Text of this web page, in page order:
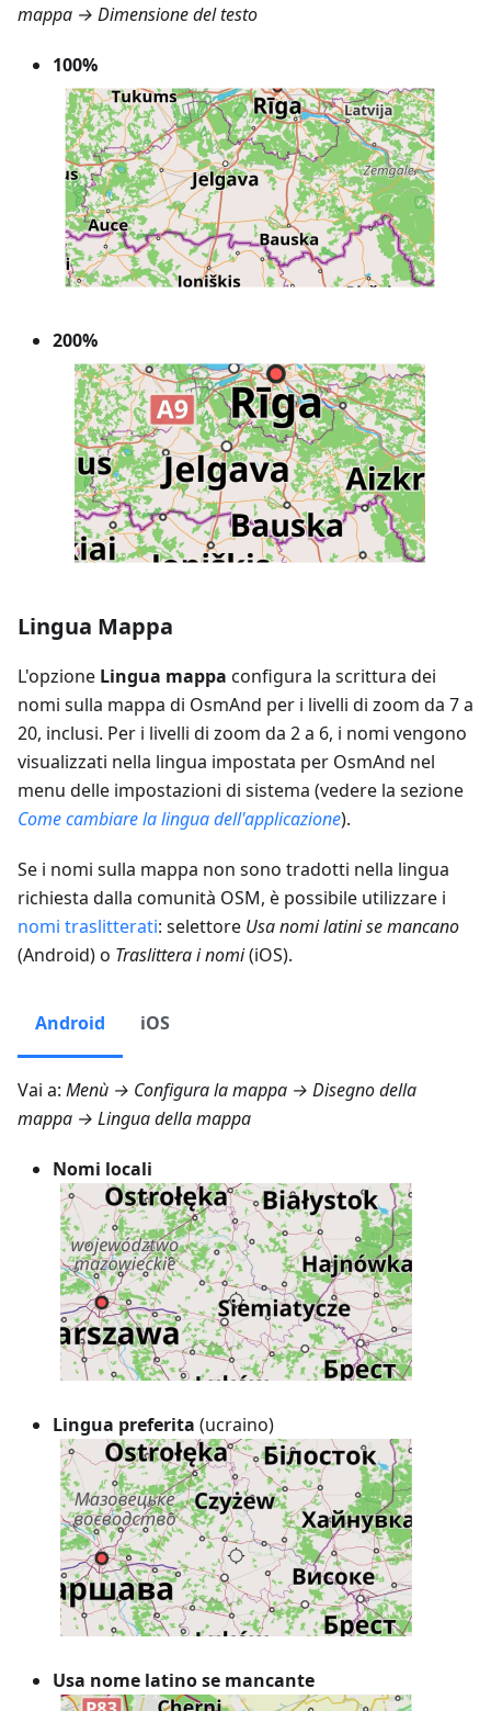
mappa → Dimensione del testo
100%
200%
Lingua Mappa
L'opzione Lingua mappa configura la scrittura dei
nomi sulla mappa di OsmAnd per i livelli di zoom da 7 a
20, inclusi. Per i livelli di zoom da 2 a 6, i nomi vengono
visualizzati nella lingua impostata per OsmAnd nel
menu delle impostazioni di sistema (vedere la sezione
Come cambiare la lingua dell'applicazione).
Se i nomi sulla mappa non sono tradotti nella lingua
richiesta dalla comunità OSM, è possibile utilizzare i
nomi traslitterati: selettore Usa nomi latini se mancano
(Android) o Traslittera i nomi(iOS).
Android iOS
Vai a: Menù → Configura la mappa → Disegno della
mappa → Lingua della mappa
Nomi locali
Lingua preferita (ucraino)
Usa nome latino se mancante